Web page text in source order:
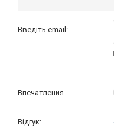
Введіть email:
Впечатления
Відгук: